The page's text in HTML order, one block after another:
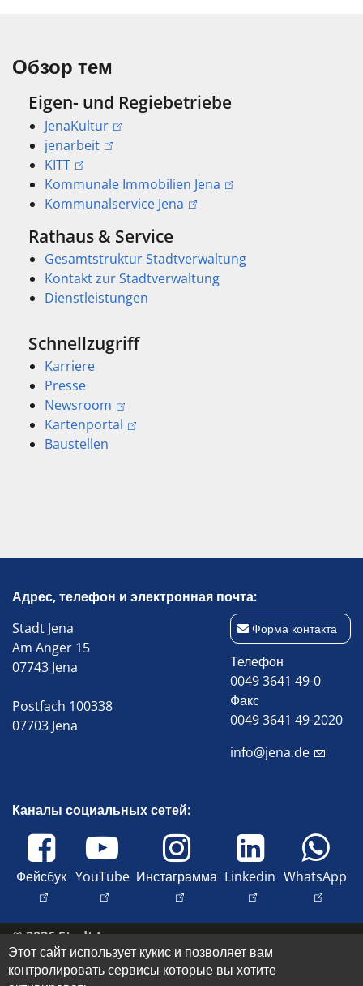
Обзор тем
Eigen- und Regiebetriebe
JenaKultur
jenarbeit
KITT
Kommunale Immobilien Jena
Kommunalservice Jena
Rathaus & Service
Gesamtstruktur Stadtverwaltung
Kontakt zur Stadtverwaltung
Dienstleistungen
Schnellzugriff
Karriere
Presse
Newsroom
Kartenportal
Baustellen
Адрес, телефон и электронная почта:
Stadt Jena
Am Anger 15
07743 Jena
Postfach 100338
07703 Jena
Форма контакта
Телефон
0049 3641 49-0
Факс
0049 3641 49-2020
info@jena.de
Каналы социальных сетей:
Фейсбук YouTube Инстаграмма Linkedin WhatsApp
© 2026 Stadt Jena
Свяжитесь с нами
Этот сайт использует кукис и позволяет вам
контролировать сервисы которые вы хотите